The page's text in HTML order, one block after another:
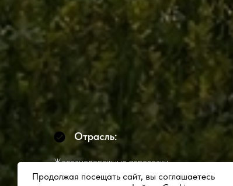
Продолжая посещать сайт, вы соглашаетесь
Отрасль:
Железнодорожные перевозки